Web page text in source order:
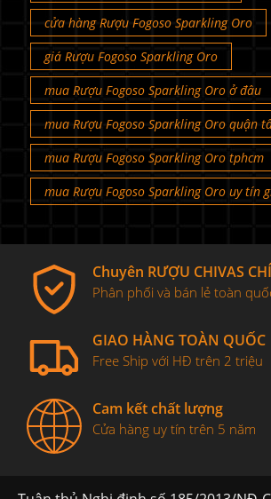
cửa hàng Rượu Fogoso Sparkling Oro
giá Rượu Fogoso Sparkling Oro
mua Rượu Fogoso Sparkling Oro ở đâu
mua Rượu Fogoso Sparkling Oro quận
mua Rượu Fogoso Sparkling Oro tphcm
mua Rượu Fogoso Sparkling Oro uy tín
Chuyên RƯỢU CHIVAS
Phân phối và bán lẻ toàn
GIAO HÀNG TOÀN QUỐC
Free Ship với HĐ trên 2 triệu
Cam kết chất lượng
Cửa hàng uy tín trên 5 năm